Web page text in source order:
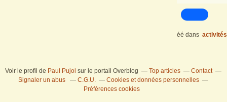
éé dans
Voir le profil de Paul Pujol sur le portail Overblog Top articles
Contact
Signaler un abus
C.G.U.
Cookies et données personnelles
Préférences cookies